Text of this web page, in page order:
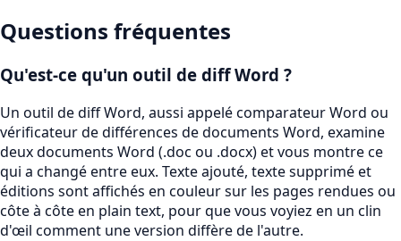
Questions fréquentes
Qu'est-ce qu'un outil de diff Word ?
Un outil de diff Word, aussi appelé comparateur Word ou
vérificateur de différences de documents Word, examine
deux documents Word (.doc ou .docx) et vous montre ce
qui a changé entre eux. Texte ajouté, texte supprimé et
éditions sont affichés en couleur sur les pages rendues ou
côte à côte en plain text, pour que vous voyiez en un clin
d'œil comment une version diffère de l'autre.